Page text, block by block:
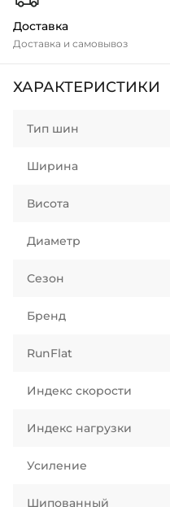
Доставка
Доставка и самовывоз
ХАРАКТЕРИСТИКИ
Тип шин
Ширина
Висота
Диаметр
Сезон
Бренд
RunFlat
Индекс скорости
Индекс нагрузки
Усиление
Шипованный